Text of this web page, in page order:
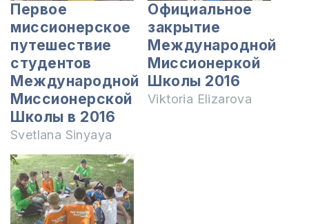
Первое
миссионерское
путешествие
студентов
Международной
Миссионерской
Школы в 2016
Svetlana Sinyaya
Официальное
закрытие
Международной
Миссионеркой
Школы 2016
Viktoria Elizarova